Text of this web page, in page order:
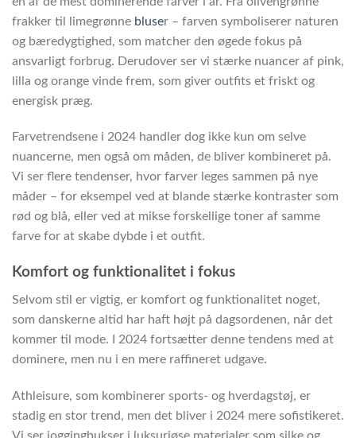
frakker til limegrønne bluser – farven symboliserer naturen
og bæredygtighed, som matcher den øgede fokus på
ansvarligt forbrug. Derudover ser vi stærke nuancer af pink,
lilla og orange vinde frem, som giver outfits et friskt og
energisk præg.
Farvetrendsene i 2024 handler dog ikke kun om selve
nuancerne, men også om måden, de bliver kombineret på.
Vi ser flere tendenser, hvor farver leges sammen på nye
måder – for eksempel ved at blande stærke kontraster som
rød og blå, eller ved at mikse forskellige toner af samme
farve for at skabe dybde i et outfit.
Komfort og funktionalitet i fokus
Selvom stil er vigtig, er komfort og funktionalitet noget,
som danskerne altid har haft højt på dagsordenen, når det
kommer til mode. I 2024 fortsætter denne tendens med at
dominere, men nu i en mere raffineret udgave.
Athleisure, som kombinerer sports- og hverdagstøj, er
stadig en stor trend, men det bliver i 2024 mere sofistikeret.
Vi ser joggingbukser i luksuriøse materialer som silke og